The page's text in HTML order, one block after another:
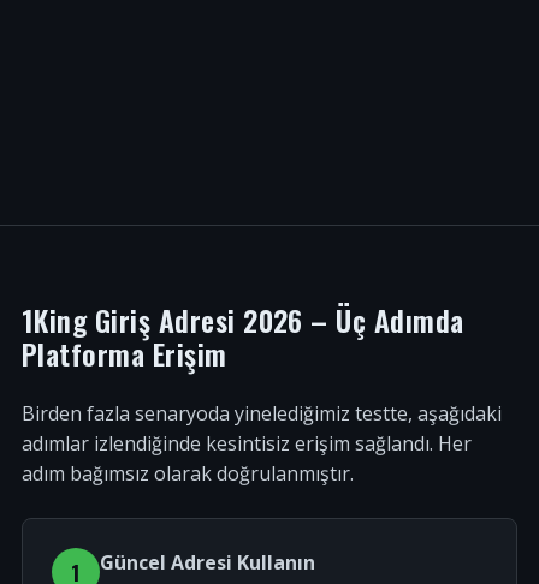
1King Giriş Adresi 2026 – Üç Adımda
Platforma Erişim
Birden fazla senaryoda yinelediğimiz testte, aşağıdaki
adımlar izlendiğinde kesintisiz erişim sağlandı. Her
adım bağımsız olarak doğrulanmıştır.
1 Güncel Adresi Kullanın